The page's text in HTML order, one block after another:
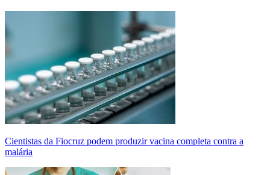
Cientistas da Fiocruz podem produzir vacina completa contra a
malária